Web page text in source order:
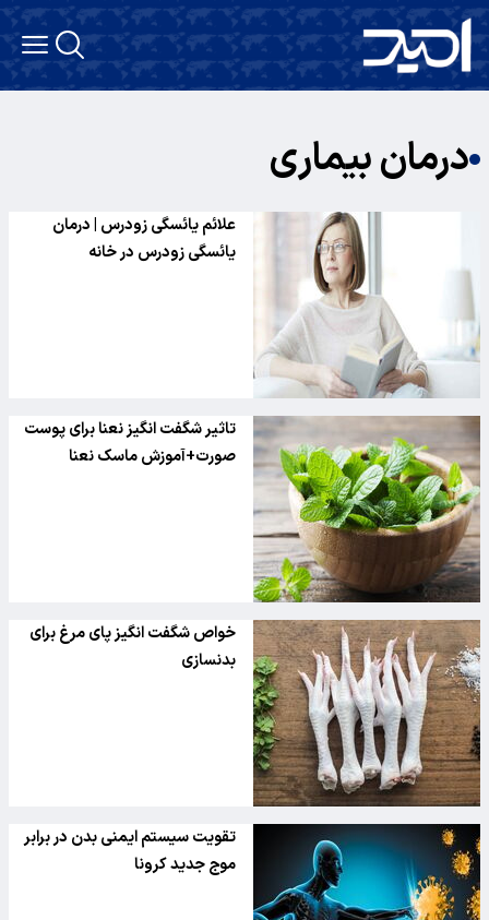
درمان بیماری
علائم یائسگی زودرس | درمان
یائسگی زودرس در خانه
تاثیر شگفت انگیز نعنا برای پوست
صورت+آموزش ماسک نعنا
خواص شگفت انگیز پای مرغ برای
بدنسازی
تقویت سیستم ایمنی بدن در برابر
موج جدید کرونا